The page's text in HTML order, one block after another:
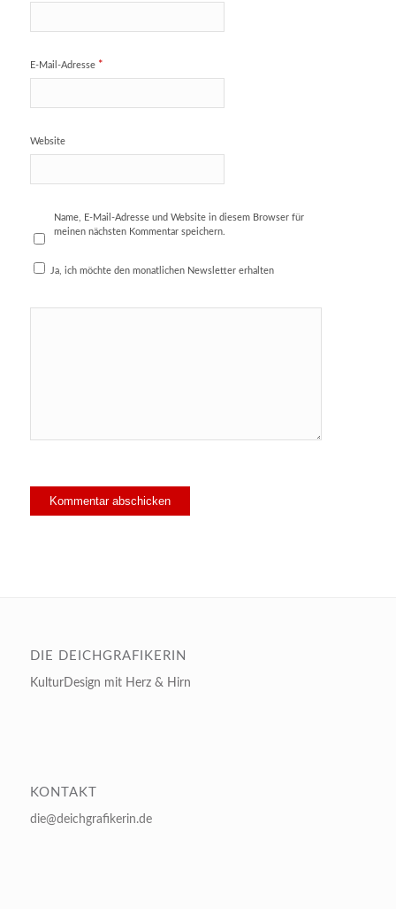
E-Mail-Adresse *
Website
Name, E-Mail-Adresse und Website in diesem Browser für
meinen nächsten Kommentar speichern.
Ja, ich möchte den monatlichen Newsletter erhalten
DIE DEICHGRAFIKERIN
KulturDesign mit Herz & Hirn
KONTAKT
die@deichgrafikerin.de